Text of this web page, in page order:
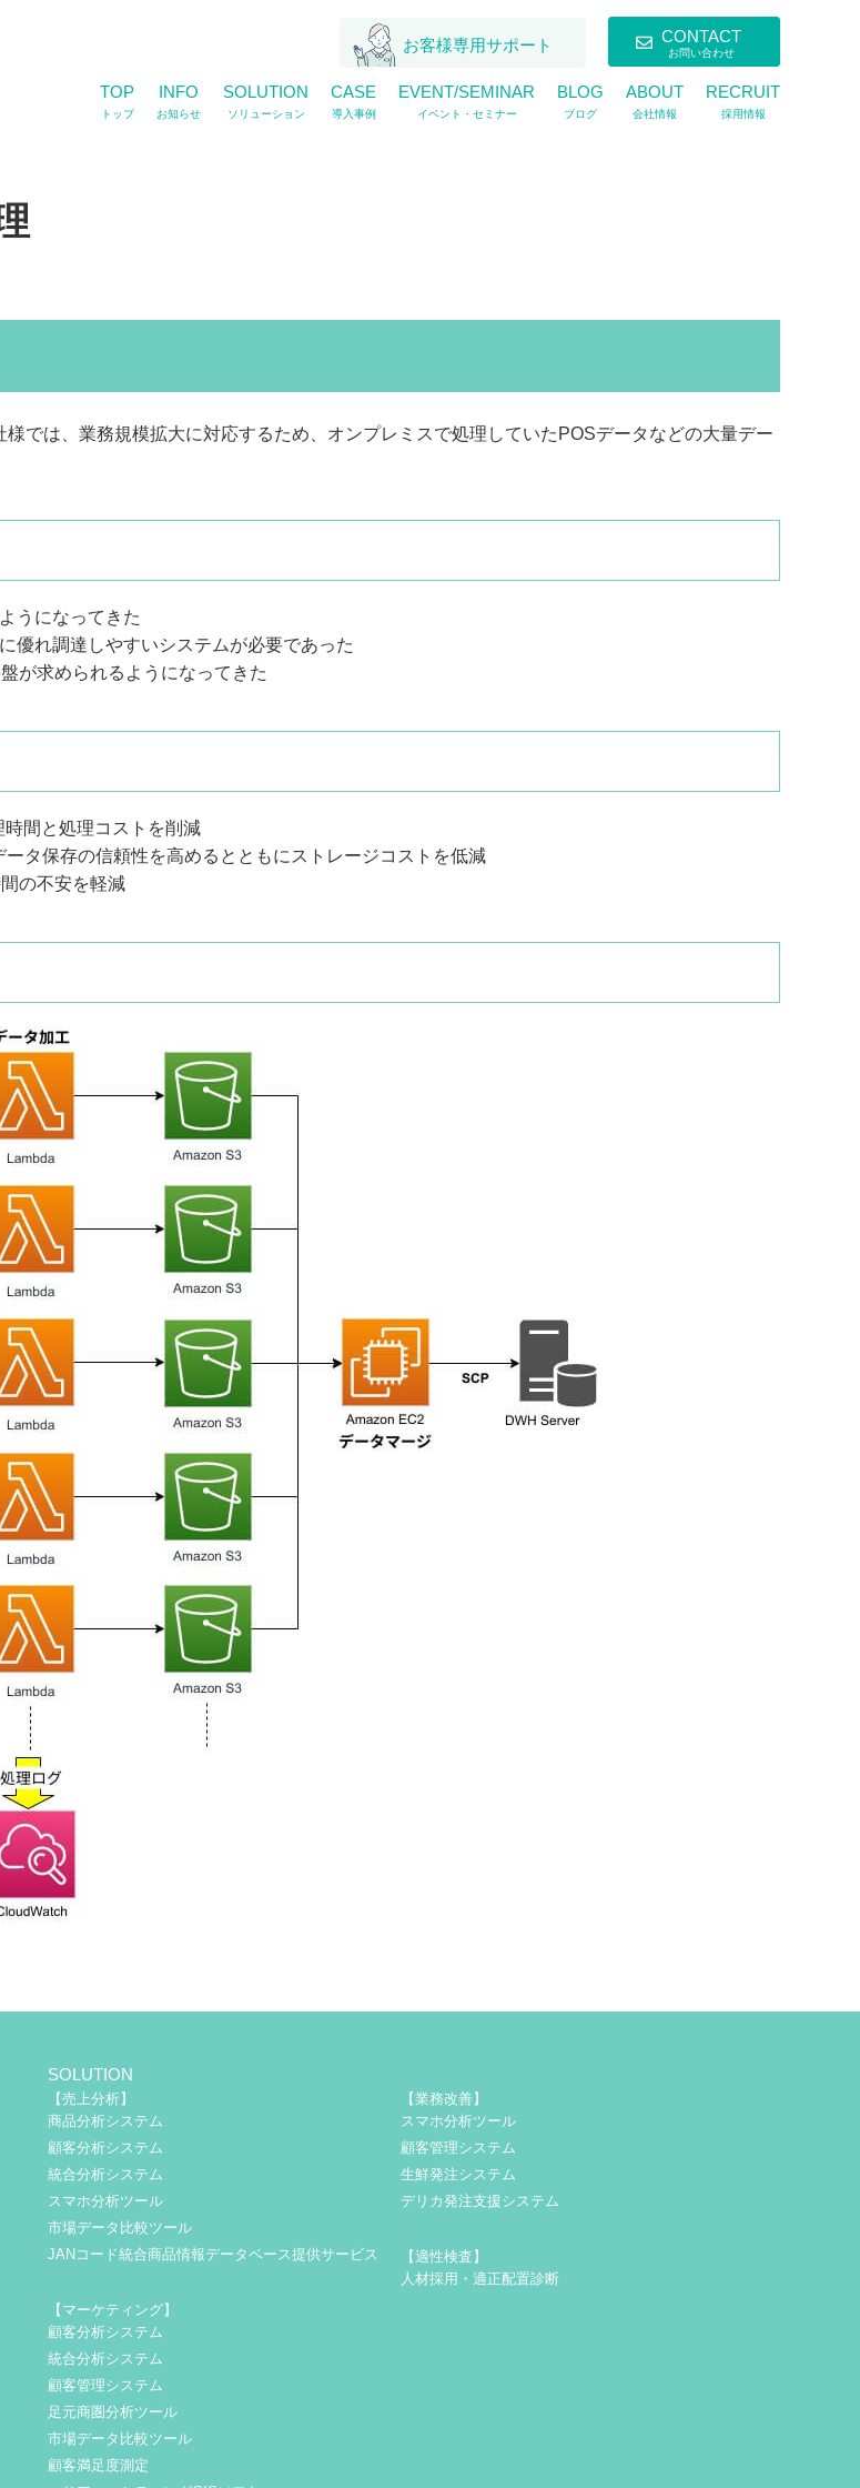
お客様専用サポート CONTACT
お問い合わせ
TOP
トップ
INFO
お知らせ
SOLUTION
ソリューション
CASE
導入事例
EVENT/SEMINAR
イベント・セミナー
BLOG
ブログ
ABOUT
会社情報
RECRUIT
採用情報
様では、業務規模拡大に対応するため、オンプレミスで処理していたPOSデータなどの大量デー
うになってきた
優れ調達しやすいシステムが必要であった
盤が求められるようになってきた
間と処理コ ストを削減
ータ保存の信頼性を高めるとともにストレージコストを低減
の不安を軽減
SOLUTION
【売上分析】
商品分析システム
顧客分析システム
統合分析システム
スマホ分析ツール
市場データ比較ツール
JANコード統合商品情報データベース提供サービス
【マーケティング】
顧客分析システム
統合分析システム
顧客管理システム
足元商圏分析ツール
市場データ比較ツール
顧客満足度測定
【業務改善】
スマホ分析ツール
顧客管理システム
生鮮発注システム
デリカ発注支援システム
【適性検査】
人材採用・適正配置診断